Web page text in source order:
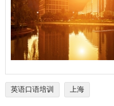
英语口语培训 上海